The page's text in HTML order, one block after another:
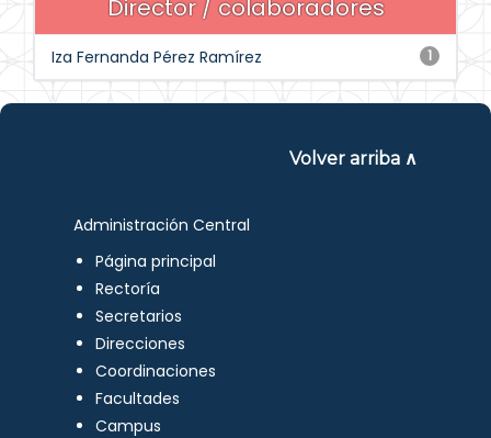
Director / colaboradores
1
Iza Fernanda Pérez Ramírez
Volver arriba ∧
Administración Central
Página principal
Rectoría
Secretarios
Direcciones
Coordinaciones
Facultades
Campus